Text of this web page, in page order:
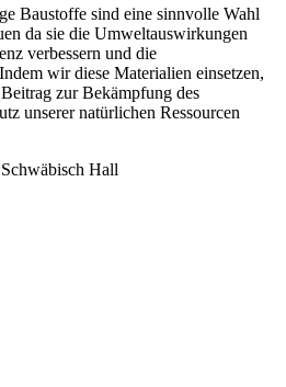
Baustoffe sind eine sinnvolle Wahl
da sie die Umweltauswirkungen
verbessern und die
wir diese Materialien einsetzen,
zur Bekämpfung des
unserer natürlichen Ressourcen